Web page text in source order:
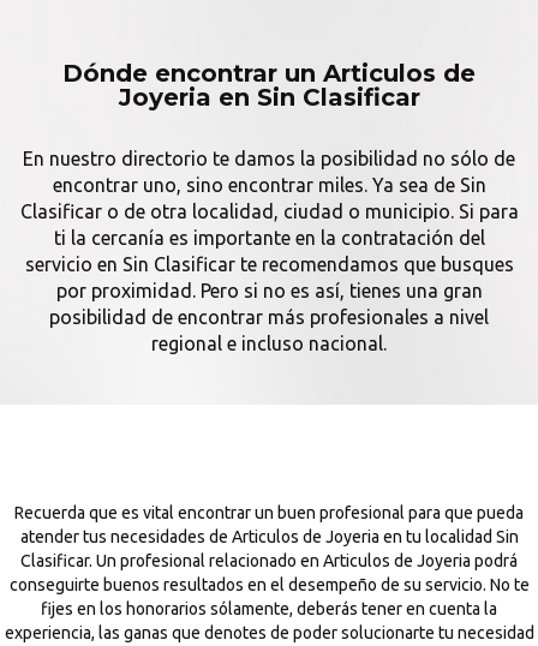
Dónde encontrar un Articulos de
Joyeria en Sin Clasificar
En nuestro directorio te damos la posibilidad no sólo de
encontrar uno, sino encontrar miles. Ya sea de Sin
Clasificar o de otra localidad, ciudad o municipio. Si para
ti la cercanía es importante en la contratación del
servicio en Sin Clasificar te recomendamos que busques
por proximidad. Pero si no es así, tienes una gran
posibilidad de encontrar más profesionales a nivel
regional e incluso nacional.
Recuerda que es vital encontrar un buen profesional para que pueda
atender tus necesidades de Articulos de Joyeria en tu localidad Sin
Clasificar. Un profesional relacionado en Articulos de Joyeria podrá
conseguirte buenos resultados en el desempeño de su servicio. No te
fijes en los honorarios sólamente, deberás tener en cuenta la
experiencia, las ganas que denotes de poder solucionarte tu necesidad